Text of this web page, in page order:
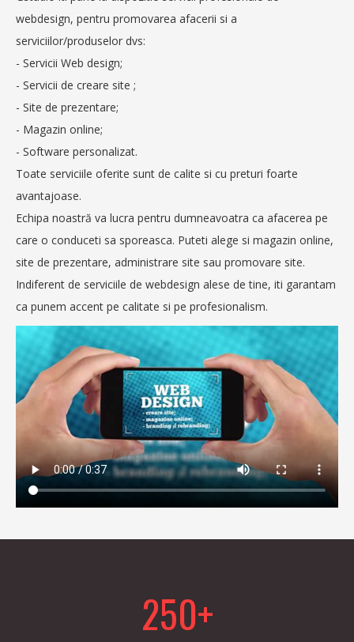
webdesign, pentru promovarea afacerii si a
serviciilor/produselor dvs:
- Servicii Web design;
- Servicii de creare site ;
- Site de prezentare;
- Magazin online;
- Software personalizat.
Toate serviciile oferite sunt de calite si cu preturi foarte
avantajoase.
Echipa noastră va lucra pentru dumneavoatra ca afacerea pe
care o conduceti sa sporeasca. Puteti alege si magazin online,
site de prezentare, administrare site sau promovare site.
Indiferent de serviciile de webdesign alese de tine, iti garantam
ca punem accent pe calitate si pe profesionalism.
250+